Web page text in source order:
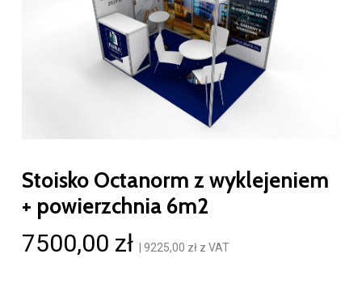
Stoisko Octanorm z wyklejeniem
+ powierzchnia 6m2
7500,00 zł 9225,00 złz VAT